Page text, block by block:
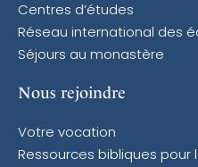
Centres d’études
Réseau international des
Séjours au monastère
Nous rejoindre
Votre vocation
Ressources bibliques pour